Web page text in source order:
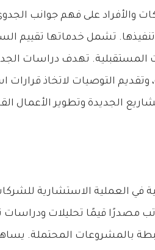
والأفراد على فهم جوانب الجدوى
تشمل خدماتها تقييم
المستقبلية. تهدف دراسات
وتقديم التوصيات لاتخاذ قرارات
الجديدة وتطوير الأعمال
في العملية الاستشارية
مصدرًا قيمًا تحليلات ودراسات
بالمشروعات المحتملة.